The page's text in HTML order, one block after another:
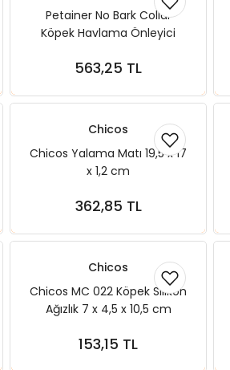
Petainer No Bark Collar
Köpek Havlama Önleyici
563,25 TL
Sepete Ekle
Chicos
Chicos Yalama Matı 19,5 x 17
x 1,2 cm
362,85 TL
Sepete Ekle
Chicos
Chicos MC 022 Köpek Silikon
Ağızlık 7 x 4,5 x 10,5 cm
153,15 TL
Sepete Ekle